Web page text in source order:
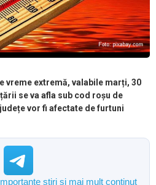
vreme extremă, valabile marți, 30
se va afla sub cod roșu de
vor fi afectate de furtuni
știri și mai mult conținut